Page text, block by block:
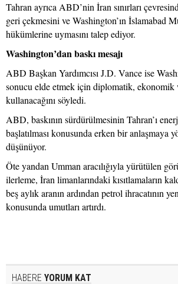
Tahran ayrıca ABD’nin İran sınırları
geri çekmesini ve Washington’ın İslamabad
hükümlerine uymasını talep ediyor.
Washington’dan baskı mesajı
ABD Başkan Yardımcısı J.D. Vance ise
sonucu elde etmek için diplomatik, ekonomik
kullanacağını söyledi.
ABD, baskının sürdürülmesinin Tahran’ı
başlatılması konusunda erken bir anlaşmaya
düşünüyor.
Öte yandan Umman aracılığıyla yürütülen
ilerleme, İran limanlarındaki kısıtlamaların
beş aylık aranın ardından petrol ihracatının
konusunda umutları artırdı.
HABERE YORUM KAT